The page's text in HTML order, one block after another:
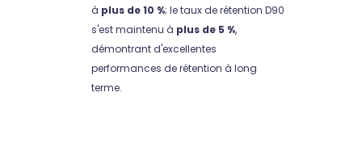
à plus de 10 %; le taux de rétention D90
s'est maintenu à plus de 5 %,
démontrant d'excellentes
performances de rétention à long
terme.